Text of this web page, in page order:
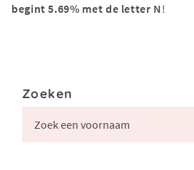
begint 5.69% met de letter N!
Zoeken